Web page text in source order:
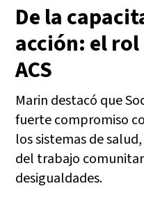
De la
acción: el
ACS
Marin destacó que
fuerte compromiso
los sistemas de
del trabajo
desigualdades.